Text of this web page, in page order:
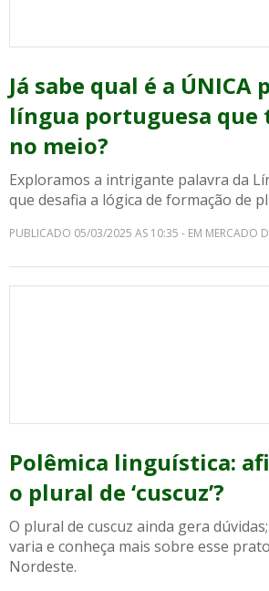
Já sabe qual é a ÚNICA
língua portuguesa que
no meio?
Exploramos a intrigante palavra da
que desafia a lógica de formação de
PUBLICADO 05/03/2025 AS 10:35 - EM MERCADO
Polêmica linguística:
o plural de ‘cuscuz’?
O plural de cuscuz ainda gera
varia e conheça mais sobre esse
Nordeste.